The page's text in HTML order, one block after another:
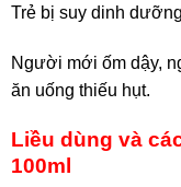
Trẻ bị suy dinh
Người mới ốm dậy,
ăn uống thiếu hụt.
Liều dùng và
100ml